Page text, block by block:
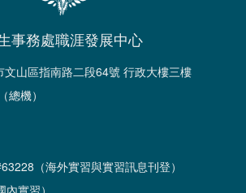
事務處職涯發展中心
山區指南路二段64號 行政大樓三樓
機）
（海外實習與實習訊息刊登）
實習）